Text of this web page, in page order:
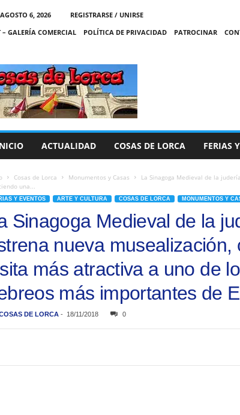
AGOSTO 6, 2026
REGISTRARSE / UNIRSE
– GALERÍA COMERCIAL
POLÍTICA DE PRIVACIDAD PATROCINAR
ACTUALIDAD COSAS DE LORCA FERIAS
Cosas de Lorca Monumentos y Casas
La Sinagoga Medieval de la
una...
Y EVENTOS ARTE Y CULTURA COSAS DE LORCA MONUMENTOS Y
Sinagoga Medieval de la
nueva musealización,
más atractiva a uno de
más importantes de
DE LORCA- 18/11/2018 0